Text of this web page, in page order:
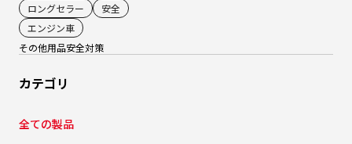
カテゴリ
全ての製品
ロングセラー
安全
エンジン車
その他用品安全対策